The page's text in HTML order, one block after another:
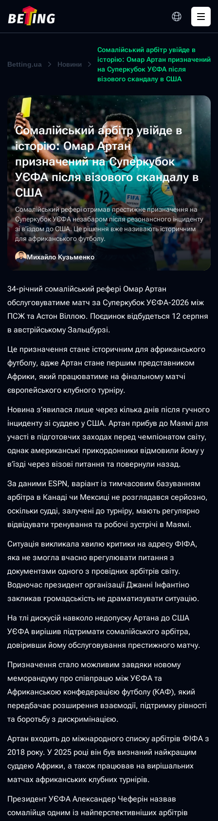
Betting.ua Новини
Сомалійський арбітр увійде в
історію: Омар Артан призначений
на Суперкубок УЄФА після
візового скандалу в США
Сомалійський арбітр увійде в
історію: Омар Артан
призначений на Суперкубок
УЄФА після візового скандалу в
США
Сомалійський рефері отримав престижне призначення на
Суперкубок УЄФА незабаром після резонансного інциденту
зі в'їздом до США. Це рішення вже називають історичним
для африканського футболу.
Михайло Кузьменко
34-річний сомалійський рефері Омар Артан
обслуговуватиме матч за Суперкубок УЄФА-2026 між
ПСЖ та Астон Віллою. Поєдинок відбудеться 12 серпня
в австрійському Зальцбурзі.
Це призначення стане історичним для африканського
футболу, адже Артан стане першим представником
Африки, який працюватиме на фінальному матчі
європейського клубного турніру.
Новина з’явилася лише через кілька днів після гучного
інциденту зі суддею у США. Артан прибув до Маямі для
участі в підготовчих заходах перед чемпіонатом світу,
однак американські прикордонники відмовили йому у
в’їзді через візові питання та повернули назад.
За даними ESPN, варіант із тимчасовим базуванням
арбітра в Канаді чи Мексиці не розглядався серйозно,
оскільки судді, залучені до турніру, мають регулярно
відвідувати тренування та робочі зустрічі в Маямі.
Ситуація викликала хвилю критики на адресу ФІФА,
яка не змогла вчасно врегулювати питання з
документами одного з провідних арбітрів світу.
Водночас президент організації Джанні Інфантіно
закликав громадськість не драматизувати ситуацію.
На тлі дискусій навколо недопуску Артана до США
УЄФА вирішив підтримати сомалійського арбітра,
довіривши йому обслуговування престижного матчу.
Призначення стало можливим завдяки новому
меморандуму про співпрацю між УЄФА та
Африканською конфедерацією футболу (КАФ), який
передбачає розширення взаємодії, підтримку рівності
та боротьбу з дискримінацією.
Артан входить до міжнародного списку арбітрів ФІФА з
2018 року. У 2025 році він був визнаний найкращим
суддею Африки, а також працював на вирішальних
матчах африканських клубних турнірів.
Президент УЄФА Александер Чеферін назвав
сомалійця одним із найперспективніших арбітрів